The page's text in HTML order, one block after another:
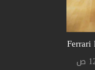
Ferrari